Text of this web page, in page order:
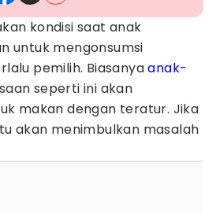
kondisi saat anak
untuk mengonsumsi
pemilih. Biasanyaanak-
seperti ini akan
makan dengan teratur. Jika
akan menimbulkan masalah